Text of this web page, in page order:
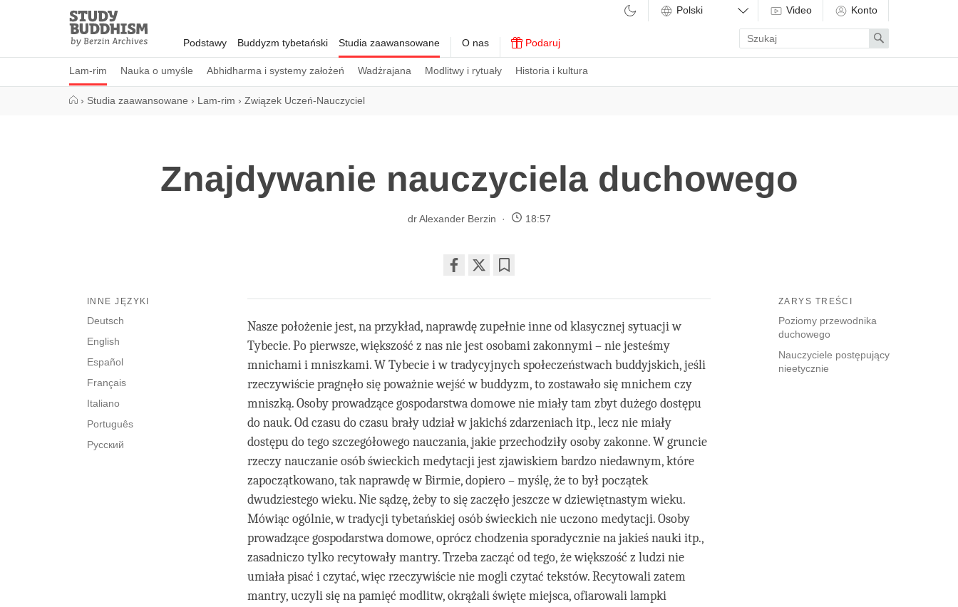
Study
Buddhism
Home
Podstawy Buddyzm tybetański Studia zaawansowane
Lam-rim Nauka o umyśle Abhidharma i systemy założeń Wadżrajana Modlitwy i rytuały Historia i kultura
O nas Podaruj
Video Konto
Enter
search
term
Search
› Studia zaawansowane › Lam-rim › Związek Uczeń-Nauczyciel
Znajdywanie nauczyciela duchowego
dr Alexander Berzin 18:57
on
facebook
ZARYS TREŚCI
Poziomy przewodnika
duchowego
Nauczyciele postępujący
nieetycznie
INNE JĘZYKI
Deutsch
English
Español
Français
Italiano
Português
Русский
Nasze położenie jest, na przykład, naprawdę zupełnie inne od klasycznej sytuacji w
Tybecie. Po pierwsze, większość z nas nie jest osobami zakonnymi – nie jesteśmy
mnichami i mniszkami. W Tybecie i w tradycyjnych społeczeństwach buddyjskich, jeśli
rzeczywiście pragnęło się poważnie wejść w buddyzm, to zostawało się mnichem czy
mniszką. Osoby prowadzące gospodarstwa domowe nie miały tam zbyt dużego dostępu
do nauk. Od czasu do czasu brały udział w jakichś zdarzeniach itp., lecz nie miały
dostępu do tego szczegółowego nauczania, jakie przechodziły osoby zakonne. W gruncie
rzeczy nauczanie osób świeckich medytacji jest zjawiskiem bardzo niedawnym, które
zapoczątkowano, tak naprawdę w Birmie, dopiero – myślę, że to był początek
dwudziestego wieku. Nie sądzę, żeby to się zaczęło jeszcze w dziewiętnastym wieku.
Mówiąc ogólnie, w tradycji tybetańskiej osób świeckich nie uczono medytacji. Osoby
prowadzące gospodarstwa domowe, oprócz chodzenia sporadycznie na jakieś nauki itp.,
zasadniczo tylko recytowały mantry. Trzeba zacząć od tego, że większość z ludzi nie
umiała pisać i czytać, więc rzeczywiście nie mogli czytać tekstów. Recytowali zatem
mantry, uczyli się na pamięć modlitw, okrążali święte miejsca, ofiarowali lampki